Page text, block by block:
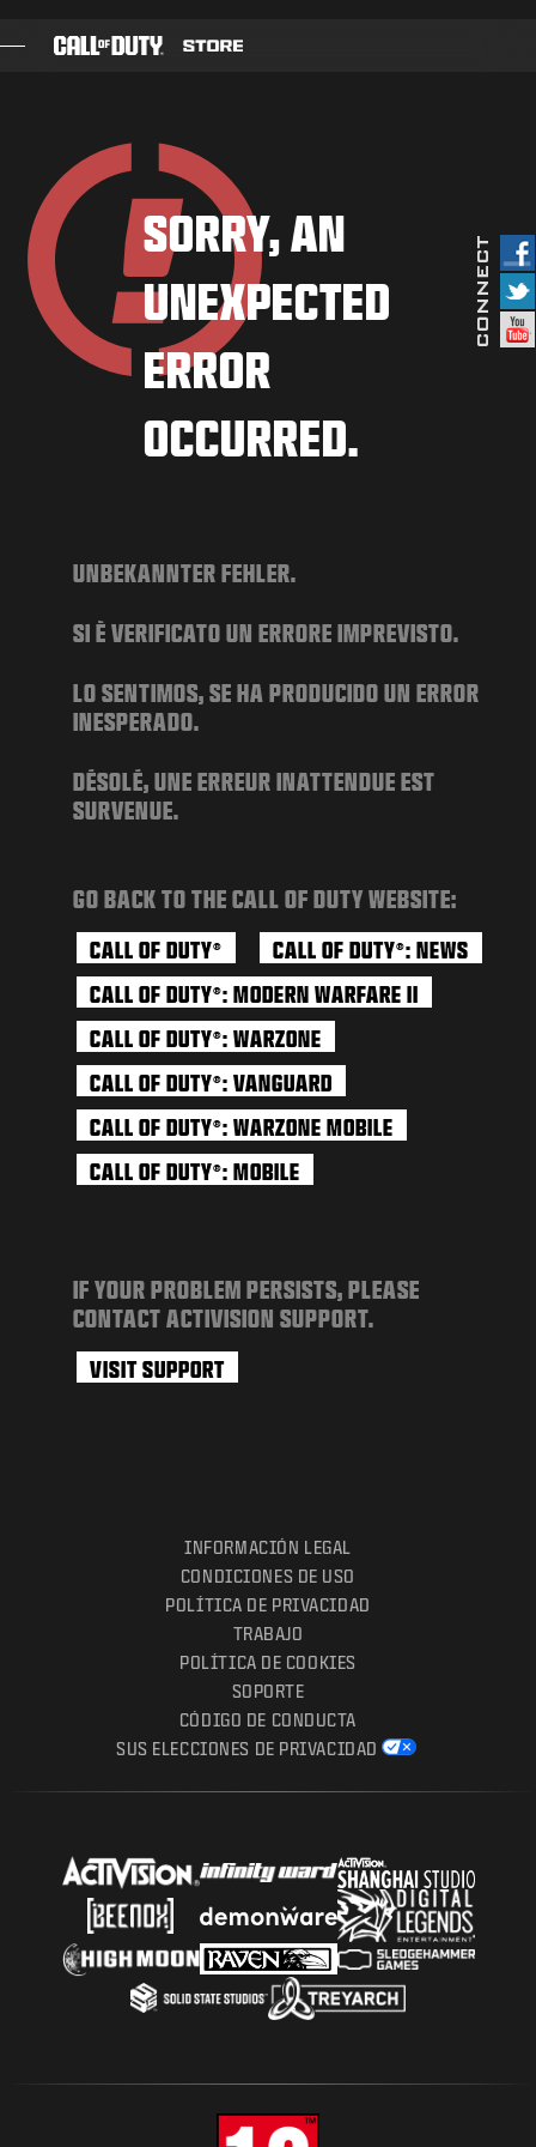
PASE DE BATALLA
BLACKCELL
PUNTOS COD
TIENDA DE EQUIPAMIENTO
COMBAT BUILDS
ESPORTS
SOPORTE
INICIAR SESIÓN|REGISTRARSE
SORRY, AN
UNEXPECTED
ERROR
OCCURRED.
UNBEKANNTER FEHLER.
SI È VERIFICATO UN ERRORE IMPREVISTO.
LO SENTIMOS, SE HA PRODUCIDO UN ERROR
INESPERADO.
DÉSOLÉ, UNE ERREUR INATTENDUE EST
SURVENUE.
GO BACK TO THE CALL OF DUTY WEBSITE:
CALL OF DUTY® CALL OF DUTY®: NEWS
CALL OF DUTY®: MODERN WARFARE II
CALL OF DUTY®: WARZONE
CALL OF DUTY®: VANGUARD
CALL OF DUTY®: WARZONE MOBILE
CALL OF DUTY®: MOBILE
IF YOUR PROBLEM PERSISTS, PLEASE
CONTACT ACTIVISION SUPPORT.
VISIT SUPPORT
INFORMACIÓN LEGAL
CONDICIONES DE USO
POLÍTICA DE PRIVACIDAD
TRABAJO
POLÍTICA DE COOKIES
SOPORTE
CÓDIGO DE CONDUCTA
SUS ELECCIONES DE PRIVACIDAD